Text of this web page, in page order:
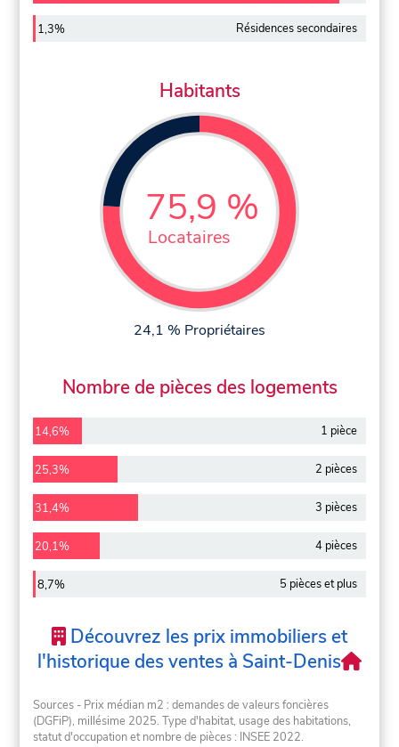
1,3% Résidences secondaires
Habitants
75,9 %
Locataires
24,1 % Propriétaires
Nombre de pièces des logements
14,6% 1 pièce
25,3% 2 pièces
31,4% 3 pièces
20,1% 4 pièces
8,7% 5 pièces et plus
Découvrez les prix immobiliers et
l'historique des ventes à Saint-Denis
Sources - Prix médian m2 : demandes de valeurs foncières
(DGFiP), millésime 2025. Type d'habitat, usage des habitations,
statut d'occupation et nombre de pièces : INSEE 2022.